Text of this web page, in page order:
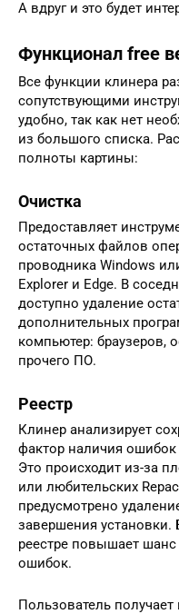
А вдруг и это будет
Функционал free
Все функции клинера
сопутствующими
удобно, так как нет
из большого списка.
полноты картины:
Очистка
Предоставляет
остаточных файлов
проводника Windows
Explorer и Edge. В
доступно удаление
дополнительных
компьютер: браузеров,
прочего ПО.
Реестр
Клинер анализирует
фактор наличия
Это происходит из-за
или любительских
предусмотрено
завершения
реестре повышает
ошибок.
Пользователь